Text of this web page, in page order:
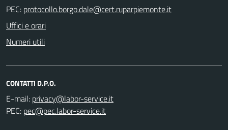
PEC:
Uffici e orari
Numeri utili
CONTATTI D.P.O.
E-mail:
PEC: